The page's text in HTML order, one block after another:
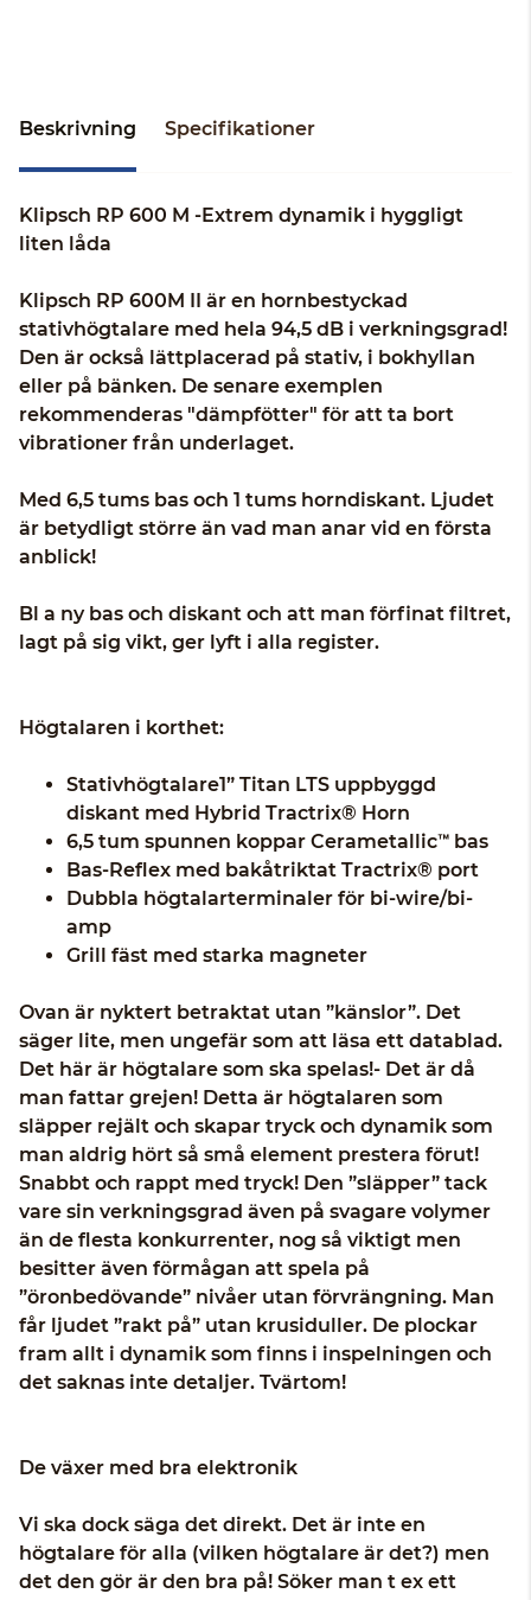
Beskrivning Specifikationer
Klipsch RP 600 M -Extrem dynamik i hyggligt
liten låda
Klipsch RP 600M II är en hornbestyckad
stativhögtalare med hela 94,5 dB i verkningsgrad!
Den är också lättplacerad på stativ, i bokhyllan
eller på bänken. De senare exemplen
rekommenderas "dämpfötter" för att ta bort
vibrationer från underlaget.
Med 6,5 tums bas och 1 tums horndiskant. Ljudet
är betydligt större än vad man anar vid en första
anblick!
Bl a ny bas och diskant och att man förfinat filtret,
lagt på sig vikt, ger lyft i alla register.
Högtalaren i korthet:
Stativhögtalare1” Titan LTS uppbyggd
diskant med Hybrid Tractrix® Horn
6,5 tum spunnen koppar Cerametallic™ bas
Bas-Reflex med bakåtriktat Tractrix® port
Dubbla högtalarterminaler för bi-wire/bi-
amp
Grill fäst med starka magneter
Ovan är nyktert betraktat utan ”känslor”. Det
säger lite, men ungefär som att läsa ett datablad.
Det här är högtalare som ska spelas!- Det är då
man fattar grejen! Detta är högtalaren som
släpper rejält och skapar tryck och dynamik som
man aldrig hört så små element prestera förut!
Snabbt och rappt med tryck! Den ”släpper” tack
vare sin verkningsgrad även på svagare volymer
än de flesta konkurrenter, nog så viktigt men
besitter även förmågan att spela på
”öronbedövande” nivåer utan förvrängning. Man
får ljudet ”rakt på” utan krusiduller. De plockar
fram allt i dynamik som finns i inspelningen och
det saknas inte detaljer. Tvärtom!
De växer med bra elektronik
Vi ska dock säga det direkt. Det är inte en
högtalare för alla (vilken högtalare är det?) men
det den gör är den bra på! Söker man t ex ett